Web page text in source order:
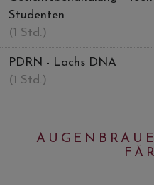
Studenten
(1 Std.)
PDRN - Lachs DNA
(1 Std.)